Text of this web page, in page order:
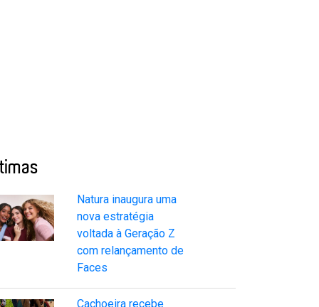
Natura inaugura uma
nova estratégia
voltada à Geração Z
com relançamento de
Faces
Cachoeira recebe